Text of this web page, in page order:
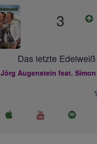
3
Das letzte Edelweiß
Jörg Augenstein feat.